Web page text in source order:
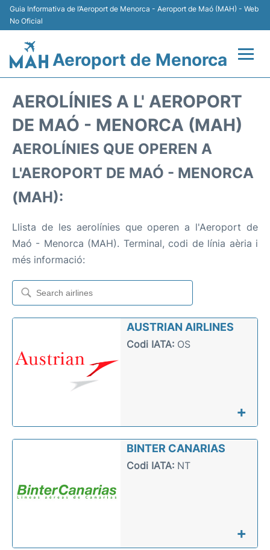
Guia Informativa de l’Aeroport de Menorca - Aeroport de Maó (MAH) - Web
No Oficial
Aeroport de Menorca
Terminal
Allotjament
Transport +
Aparcament
ca
AEROLÍNIES A L' AEROPORT
DE MAÓ - MENORCA (MAH)
AEROLÍNIES QUE OPEREN A
L'AEROPORT DE MAÓ - MENORCA
(MAH):
Llista de les aerolínies que operen a l'Aeroport de
Maó - Menorca (MAH). Terminal, codi de línia aèria i
més informació:
AUSTRIAN AIRLINES
Codi IATA:OS
+
BINTER CANARIAS
Codi IATA:NT
+